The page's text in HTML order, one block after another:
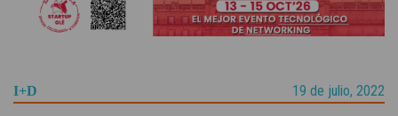
I+D 19 de julio, 2022